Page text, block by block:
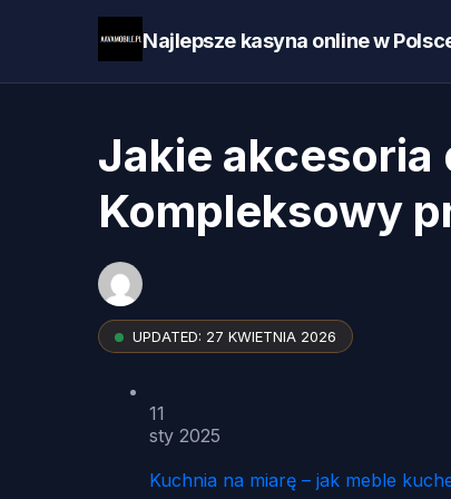
Najlepsze kasyna online w
Jakie akcesoria
Kompleksowy
UPDATED: 27 KWIETNIA 2026
11
sty 2025
Kuchnia na miarę – jak meble